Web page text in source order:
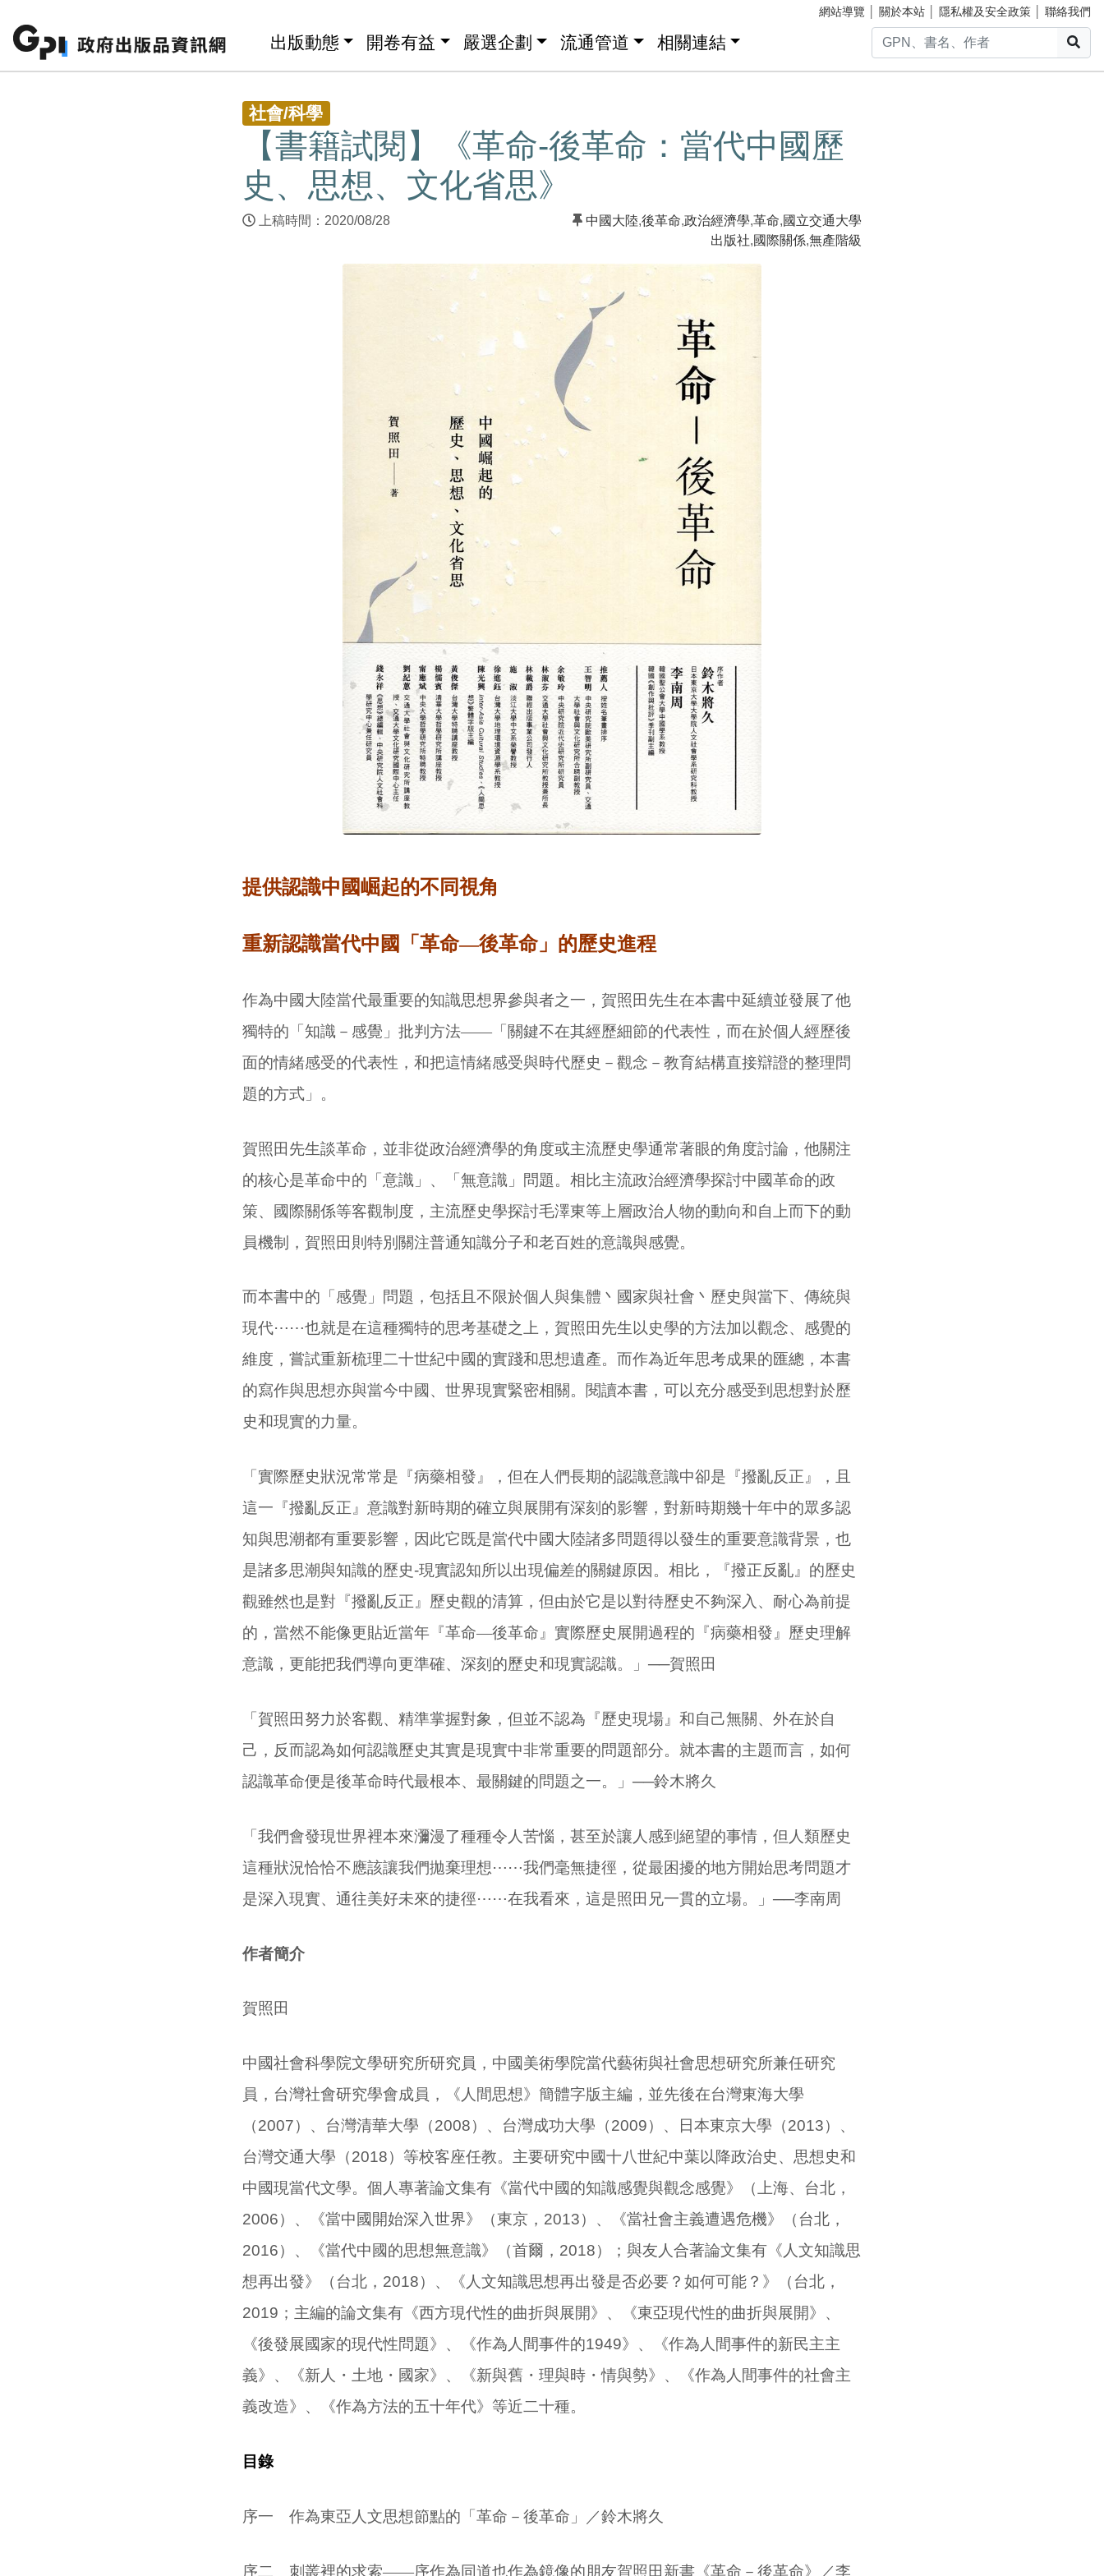
網站導覽 關於本站 隱私權及安全政策 聯絡我們
出版動態 開卷有益 嚴選企劃 流通管道 相關連結
社會/科學
【書籍試閱】《革命-後革命：當代中國歷
史、思想、文化省思》
上稿時間：2020/08/28 中國大陸,後革命,政治經濟學,革命,國立交通大學
出版社,國際關係,無產階級
提供認識中國崛起的不同視角
重新認識當代中國「革命—後革命」的歷史進程
作為中國大陸當代最重要的知識思想界參與者之一，賀照田先生在本書中延續並發展了他
獨特的「知識－感覺」批判方法——「關鍵不在其經歷細節的代表性，而在於個人經歷後
面的情緒感受的代表性，和把這情緒感受與時代歷史－觀念－教育結構直接辯證的整理問
題的方式」。
賀照田先生談革命，並非從政治經濟學的角度或主流歷史學通常著眼的角度討論，他關注
的核心是革命中的「意識」、「無意識」問題。相比主流政治經濟學探討中國革命的政
策、國際關係等客觀制度，主流歷史學探討毛澤東等上層政治人物的動向和自上而下的動
員機制，賀照田則特別關注普通知識分子和老百姓的意識與感覺。
而本書中的「感覺」問題，包括且不限於個人與集體丶國家與社會丶歷史與當下、傳統與
現代⋯⋯也就是在這種獨特的思考基礎之上，賀照田先生以史學的方法加以觀念、感覺的
維度，嘗試重新梳理二十世紀中國的實踐和思想遺產。而作為近年思考成果的匯總，本書
的寫作與思想亦與當今中國、世界現實緊密相關。閱讀本書，可以充分感受到思想對於歷
史和現實的力量。
「實際歷史狀況常常是『病藥相發』，但在人們長期的認識意識中卻是『撥亂反正』，且
這一『撥亂反正』意識對新時期的確立與展開有深刻的影響，對新時期幾十年中的眾多認
知與思潮都有重要影響，因此它既是當代中國大陸諸多問題得以發生的重要意識背景，也
是諸多思潮與知識的歷史-現實認知所以出現偏差的關鍵原因。相比，『撥正反亂』的歷史
觀雖然也是對『撥亂反正』歷史觀的清算，但由於它是以對待歷史不夠深入、耐心為前提
的，當然不能像更貼近當年『革命—後革命』實際歷史展開過程的『病藥相發』歷史理解
意識，更能把我們導向更準確、深刻的歷史和現實認識。」──賀照田
「賀照田努力於客觀、精準掌握對象，但並不認為『歷史現場』和自己無關、外在於自
己，反而認為如何認識歷史其實是現實中非常重要的問題部分。就本書的主題而言，如何
認識革命便是後革命時代最根本、最關鍵的問題之一。」──鈴木將久
「我們會發現世界裡本來瀰漫了種種令人苦惱，甚至於讓人感到絕望的事情，但人類歷史
這種狀況恰恰不應該讓我們拋棄理想⋯⋯我們毫無捷徑，從最困擾的地方開始思考問題才
是深入現實、通往美好未來的捷徑⋯⋯在我看來，這是照田兄一貫的立場。」──李南周
作者簡介
賀照田
中國社會科學院文學研究所研究員，中國美術學院當代藝術與社會思想研究所兼任研究
員，台灣社會研究學會成員，《人間思想》簡體字版主編，並先後在台灣東海大學
（2007）、台灣清華大學（2008）、台灣成功大學（2009）、日本東京大學（2013）、
台灣交通大學（2018）等校客座任教。主要研究中國十八世紀中葉以降政治史、思想史和
中國現當代文學。個人專著論文集有《當代中國的知識感覺與觀念感覺》（上海、台北，
2006）、《當中國開始深入世界》（東京， 2013）、《當社會主義遭遇危機》（台北，
2016）、《當代中國的思想無意識》（首爾， 2018）；與友人合著論文集有《人文知識思
想再出發》（台北， 2018）、《人文知識思想再出發是否必要？如何可能？》（台北，
2019 ；主編的論文集有《西方現代性的曲折與展開》、《東亞現代性的曲折與展開》、
《後發展國家的現代性問題》、《作為人間事件的1949》、《作為人間事件的新民主主
義》、《新人・土地・國家》、《新與舊・理與時・情與勢》、《作為人間事件的社會主
義改造》、《作為方法的五十年代》等近二十種。
目錄
序一 作為東亞人文思想節點的「革命－後革命」／鈴木將久
序二 刺叢裡的求索——序作為同道也作為鏡像的朋友賀照田新書《革命－後革命》／李